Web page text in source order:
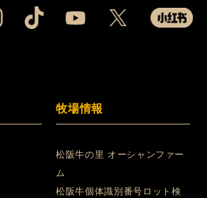
牧場情報
松阪牛の里 オーシャンファー
ム
松阪牛個体識別番号ロット検